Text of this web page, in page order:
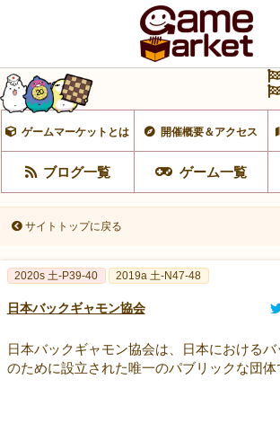
ゲームマーケットとは 開催概要＆アクセス
ブログ一覧 ゲーム一覧
サイトトップに戻る
2020s 土-P39-40 2019a 土-N47-48
日本バックギャモン協会
日本バックギャモン協会は、日本におけるバ
のために設立された唯一のパブリックな団体